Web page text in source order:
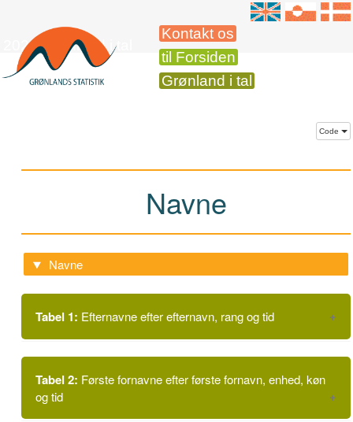
Kontakt os
til Forsiden
Grønland i tal
2026 Grønland i tal